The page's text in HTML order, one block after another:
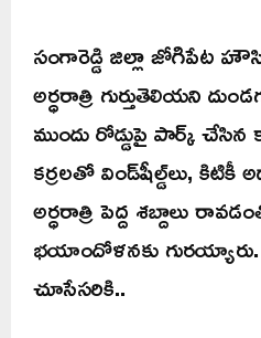
సంగారెడ్డి జిల్లా జోగిపేట
అర్ధరాత్రి గుర్తుతెలియని
ముందు రోడ్డుపై పార్క్ చేసిన
కర్రలతో విండ్‌షీల్డ్‌లు, కిటికీ
అర్ధరాత్రి పెద్ద శబ్దాలు
భయాందోళనకు
చూసేసరికి..